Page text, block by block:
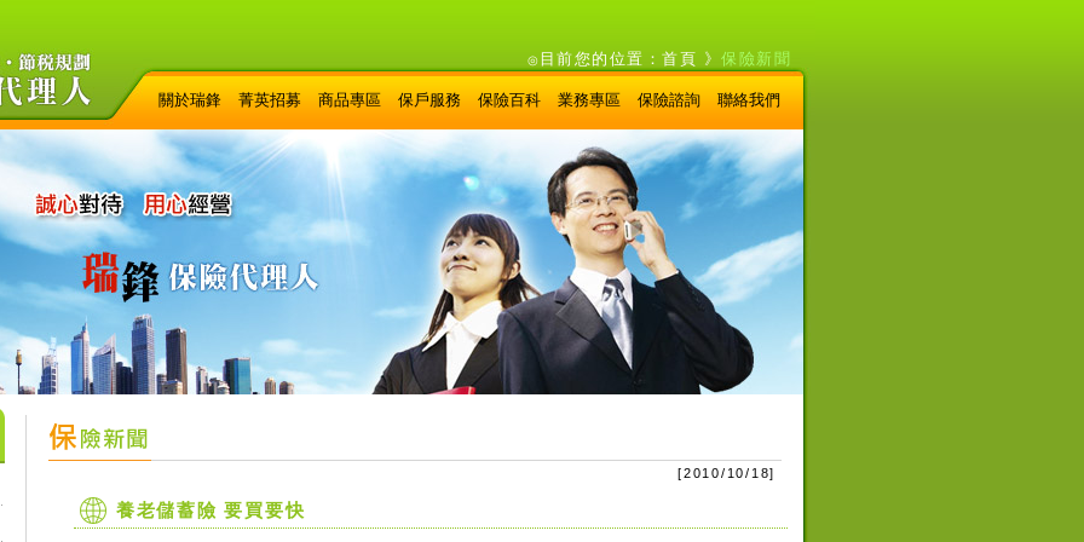
關於瑞鋒 菁英招募 商品專區 保戶服務 保險百科 業務專區 保險諮詢 聯絡我們
◎ 目前您的位置：首頁 》保險新聞
[2010/10/18]
養老儲蓄險 要買要快